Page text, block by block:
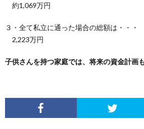
約1,069万円
３・全て私立に通った場合の総額は・・・
2,223万円
子供さんを持つ家庭では、将来の資金計画